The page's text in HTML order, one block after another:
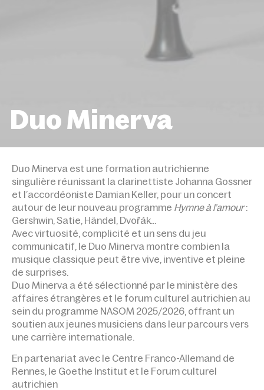
Duo Minerva
Duo Minerva est une formation autri­chienne
singulière réunissant la clarinet­tiste Johanna Gossner
et l’accordéoniste Damian Keller, pour un concert
autour de leur nouveau programme Hymne à l’amour:
Gershwin, Satie, Händel, Dvořák…
Avec virtuosité, complicité et un sens du jeu
communicatif, le Duo Minerva montre combien la
musique classique peut être vive, inventive et pleine
de surprises.
Duo Minerva a été sélectionné par le ministère des
affaires étrangères et le forum culturel autrichien au
sein du programme NASOM 2025/2026, offrant un
soutien aux jeunes musiciens dans leur parcours vers
une carrière internationale.
En partenariat avec le Centre Franco-Allemand de
Rennes, le Goethe Institut et le Forum culturel
autrichien